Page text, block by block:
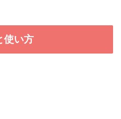
使い方